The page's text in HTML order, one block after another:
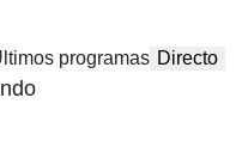
programas Directo